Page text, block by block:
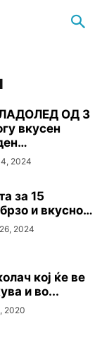
ОД 3
вкусен
2024
за 15
и вкусно…
2024
кој ќе ве
и во...
2020